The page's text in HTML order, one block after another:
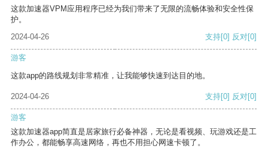
这款加速器VPM应用程序已经为我们带来了无限的流畅体验和安全性保
护。
2024-04-26
支持[0] 反对[0]
游客
这款app的路线规划非常精准，让我能够快速到达目的地。
2024-04-26 支持[0] 反对[0]
游客
这款加速器app简直是居家旅行必备神器，无论是看视频、玩游戏还是工
作办公，都能畅享高速网络，再也不用担心网速卡顿了。